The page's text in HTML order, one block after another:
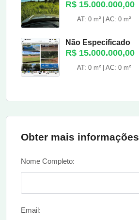
R$ 15.000.000,00
AT: 0 m² | AC: 0 m²
Não Especificado
R$ 15.000.000,00
AT: 0 m² | AC: 0 m²
Obter mais informações
Nome Completo:
Email: